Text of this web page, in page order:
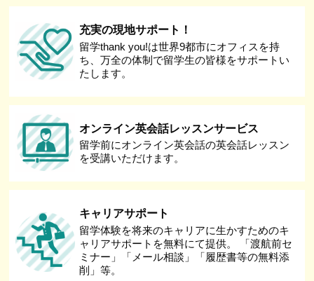
充実の現地サポート！
留学thank you!は世界9都市にオフィスを持
ち、万全の体制で留学生の皆様をサポートい
たします。
オンライン英会話レッスンサービス
留学前にオンライン英会話の英会話レッスン
を受講いただけます。
キャリアサポート
留学体験を将来のキャリアに生かすためのキ
ャリアサポートを無料にて提供。 「渡航前セ
ミナー」「メール相談」「履歴書等の無料添
削」等。